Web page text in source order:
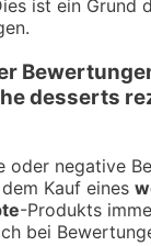
ist ein Grund
desserts
oder negative
Kauf eines
-Produkts
bei